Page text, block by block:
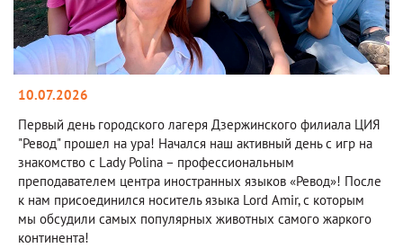
10.07.2026
Первый день городского лагеря Дзержинского филиала ЦИЯ
"Ревод" прошел на ура! Начался наш активный день с игр на
знакомство с Lady Polina – профессиональным
преподавателем центра иностранных языков «Ревод»! После
к нам присоединился носитель языка Lord Amir, с которым
мы обсудили самых популярных животных самого жаркого
континента!